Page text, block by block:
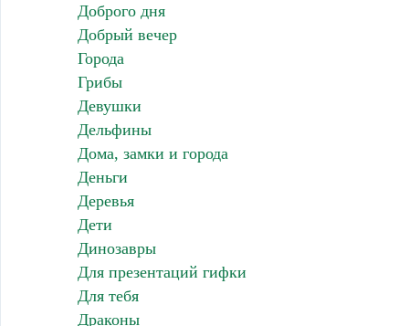
Доброго дня
Добрый вечер
Города
Грибы
Девушки
Дельфины
Дома, замки и города
Деньги
Деревья
Дети
Динозавры
Для презентаций гифки
Для тебя
Драконы